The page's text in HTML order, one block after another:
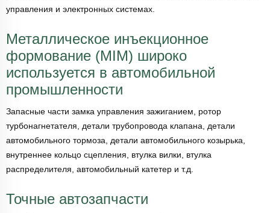
управления и электронных системах.
Металлическое инъекционное
формование (MIM) широко
используется в автомобильной
промышленности
Запасные части замка управления зажиганием, ротор
турбонагнетателя, детали трубопровода клапана, детали
автомобильного тормоза, детали автомобильного козырька,
внутреннее кольцо сцепления, втулка вилки, втулка
распределителя, автомобильный катетер и т.д.
Точные автозапчасти